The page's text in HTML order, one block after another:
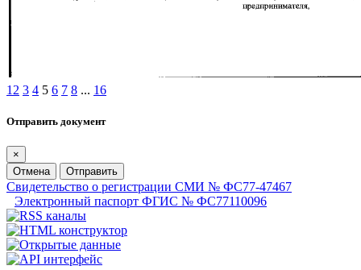
1 2 3 4 5 6 7 8 ... 16
Отправить документ
×
Отмена
Отправить
Свидетельство о регистрации СМИ № ФС77-47467
Электронный паспорт ФГИС № ФС77110096